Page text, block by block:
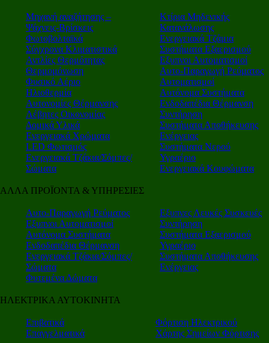
Μηχανή αναζήτησης –
Ψάχνεις-Βρίσκεις
Φωτοβολταϊκά
Σύγχρονα Κλιματιστικά
Αντλίες Θερμότητας
Θερμομόνωση
Φυσικό Αέριο
Ηλιοθερμία
Αυτονομίες Θέρμανσης
Λέβητες Οικονομίας
Δομικά Υλικά
Ενεργειακά Χρώματα
LED Φωτισμός
Ενεργειακά Τζάκια/Σόμπες/
Σώματα
Κτίρια Μηδενικής
Κατανάλωσης
Ενεργειακά Τζάμια
Συστήματα Εξαερισμού
Εξυπνοι Αυτοματισμοί
Αυτο-Παραγωγή Ρεύματος
Αυτοματισμοί
Αυτόνομα Συστήματα
Ενδοδαπέδια Θέρμανση
Συντήρηση
Συστήματα Αποθήκευσης
Ενέργειας
Συστήματα Νερού
Υγραέριο
Ενεργειακά Κουφώματα
ΑΛΛΑ ΠΡΟΪΟΝΤΑ & ΥΠΗΡΕΣΙΕΣ
Αυτο-Παραγωγή Ρεύματος
Εξυπνοι Αυτοματισμοί
Αυτόνομα Συστήματα
Ενδοδαπέδια Θέρμανση
Ενεργειακά Τζάκια/Σόμπες/
Σώματα
Φυτεμένα Δώματα
Εξυπνες Λευκές Συσκευές
Συντήρηση
Συστήματα Εξαερισμού
Υγραέριο
Συστήματα Αποθήκευσης
Ενέργειας
ΗΛΕΚΤΡΙΚΑ ΑΥΤΟΚΙΝΗΤΑ
Επιβατικά
Επαγγελματικά
Φόρτιση Ηλεκτρικού
Χάρτης Σημείων Φόρτισης